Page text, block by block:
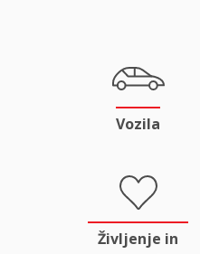
Vozila
Življenje in